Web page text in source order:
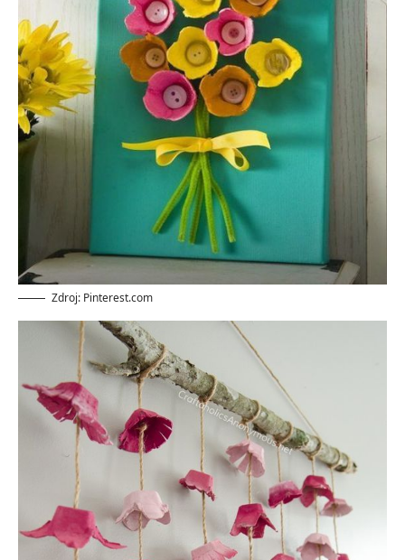
Zdroj: Pinterest.com